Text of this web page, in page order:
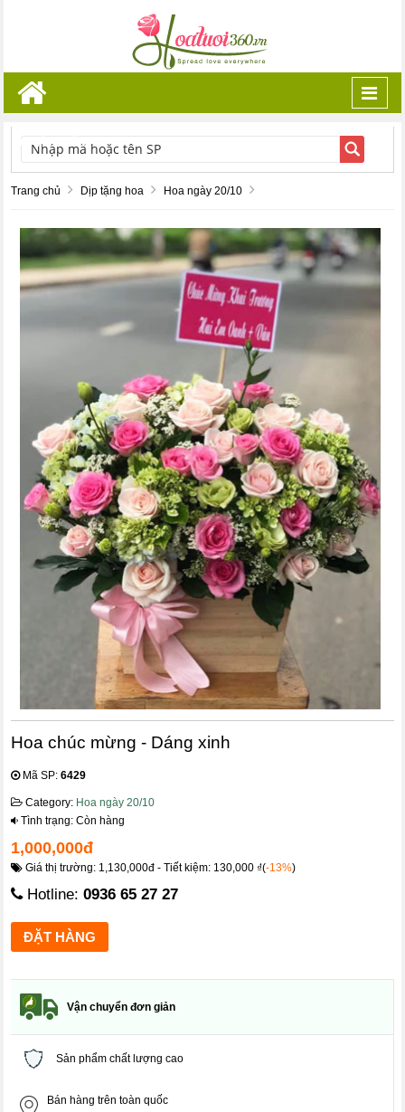
TÌM KIẾM
Trang chủ Dịp tặng hoa Hoa ngày 20/10
Hoa chúc mừng - Dáng xinh
Mã SP:6429
Category: Hoa ngày 20/10
Tình trạng: Còn hàng
1,000,000đ
Giá thị trường: 1,130,000đ - Tiết kiệm: 130,000 ₫(-13%)
Hotline:0936 65 27 27
Vận chuyển đơn giản
Sản phẩm chất lượng cao
Bán hàng trên toàn quốc